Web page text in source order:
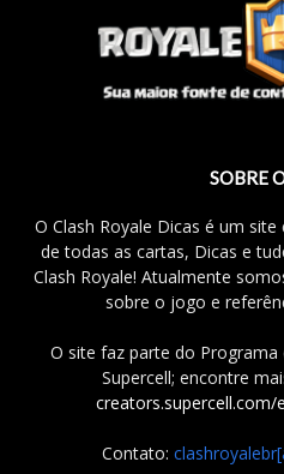
SOBRE
O Clash Royale Dicas é um
de todas as cartas, Dicas e
Clash Royale! Atualmente
sobre o jogo e
O site faz parte do Programa
Supercell; encontre
Contato: